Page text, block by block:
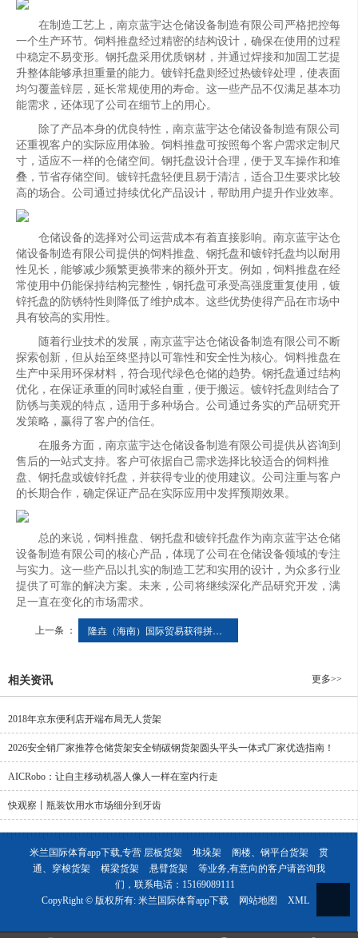
在制造工艺上，南京蓝宇达仓储设备制造有限公司严格把控每
一个生产环节。饲料推盘经过精密的结构设计，确保在使用的过程
中稳定不易变形。钢托盘采用优质钢材，并通过焊接和加固工艺提
升整体能够承担重量的能力。镀锌托盘则经过热镀锌处理，使表面
均匀覆盖锌层，延长常规使用的寿命。这一些产品不仅满足基本功
能需求，还体现了公司在细节上的用心。
除了产品本身的优良特性，南京蓝宇达仓储设备制造有限公司
还重视客户的实际应用体验。饲料推盘可按照每个客户需求定制尺
寸，适应不一样的仓储空间。钢托盘设计合理，便于叉车操作和堆
叠，节省存储空间。镀锌托盘轻便且易于清洁，适合卫生要求比较
高的场合。公司通过持续优化产品设计，帮助用户提升作业效率。
仓储设备的选择对公司运营成本有着直接影响。南京蓝宇达仓
储设备制造有限公司提供的饲料推盘、钢托盘和镀锌托盘均以耐用
性见长，能够减少频繁更换带来的额外开支。例如，饲料推盘在经
常使用中仍能保持结构完整性，钢托盘可承受高强度重复使用，镀
锌托盘的防锈特性则降低了维护成本。这些优势使得产品在市场中
具有较高的实用性。
随着行业技术的发展，南京蓝宇达仓储设备制造有限公司不断
探索创新，但从始至终坚持以可靠性和安全性为核心。饲料推盘在
生产中采用环保材料，符合现代绿色仓储的趋势。钢托盘通过结构
优化，在保证承重的同时减轻自重，便于搬运。镀锌托盘则结合了
防锈与美观的特点，适用于多种场合。公司通过务实的产品研究开
发策略，赢得了客户的信任。
在服务方面，南京蓝宇达仓储设备制造有限公司提供从咨询到
售后的一站式支持。客户可依据自己需求选择比较适合的饲料推
盘、钢托盘或镀锌托盘，并获得专业的使用建议。公司注重与客户
的长期合作，确定保证产品在实际应用中发挥预期效果。
总的来说，饲料推盘、钢托盘和镀锌托盘作为南京蓝宇达仓储
设备制造有限公司的核心产品，体现了公司在仓储设备领域的专注
与实力。这一些产品以扎实的制造工艺和实用的设计，为众多行业
提供了可靠的解决方案。未来，公司将继续深化产品研究开发，满
足一直在变化的市场需求。
上一条 ： 隆垚（海南）国际贸易获得拼装式可拆开玻璃钢托盘专利节约替换本钱
相关资讯 更多>>
2018年京东便利店开端布局无人货架
2026安全销厂家推荐仓储货架安全销碳钢货架圆头平头一体式厂家优选指南！
AICRobo：让自主移动机器人像人一样在室内行走
快观察丨瓶装饮用水市场细分到牙齿
米兰国际体育app下载,专营 层板货架 堆垛架 阁楼、钢平台货架
贯
通、穿梭货架
横梁货架 悬臂货架
等业务,有意向的客户请咨询我
们，联系电话： 15169089111
CopyRight © 版权所有: 米兰国际体育app下载 网站地图 XML